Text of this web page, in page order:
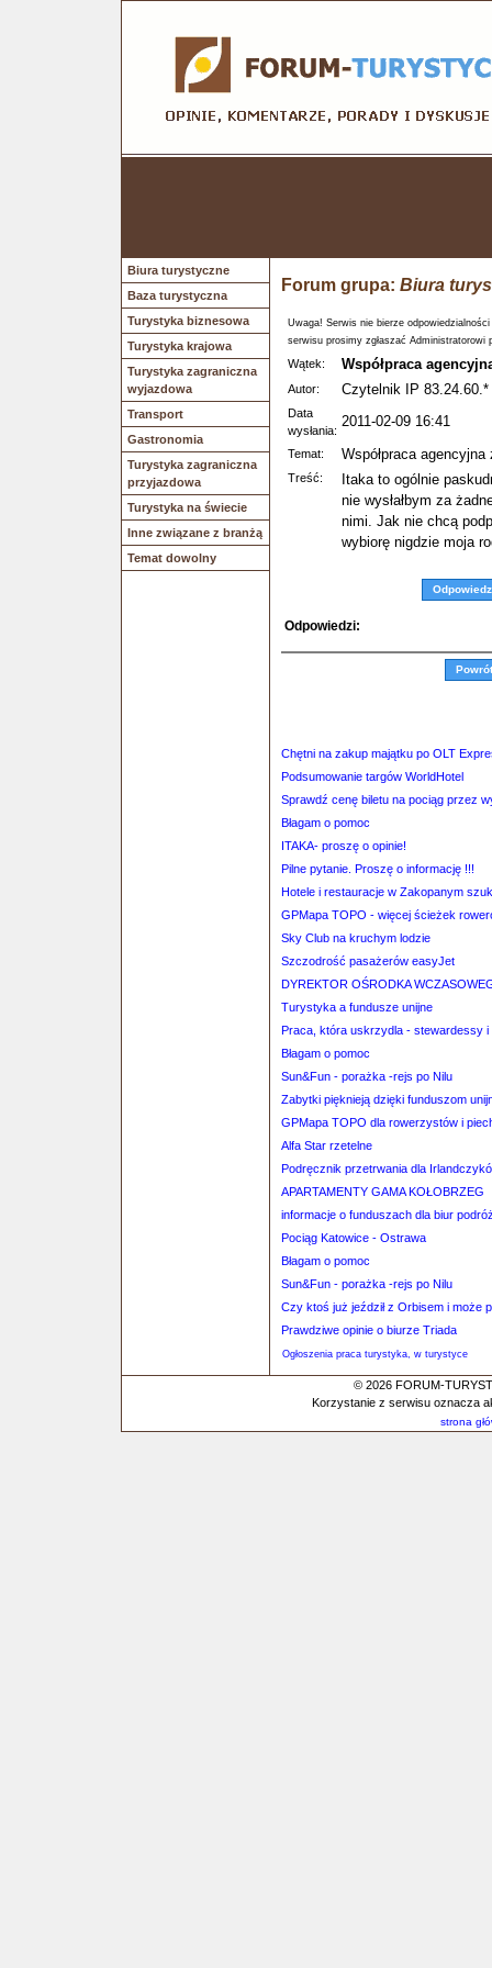
Biura turystyczne
Baza turystyczna
Turystyka biznesowa
Turystyka krajowa
Turystyka zagraniczna
wyjazdowa
Transport
Gastronomia
Turystyka zagraniczna
przyjazdowa
Turystyka na świecie
Inne związane z branżą
Temat dowolny
Forum grupa: Biura
Uwaga! Serwis nie bierze
serwisu prosimy zgłaszać Administratorowi
Wątek: Współpraca
Autor: Czytelnik IP 83.24.60.*
Data
wysłania:
2011-02-09 16:41
Temat: Współpraca agencyjna
Treść:
Itaka to ogólnie
nie wysłałbym za
nimi. Jak nie chcą
wybiorę nigdzie moja
Odpowiedz
Odpowiedzi:
Chętni na zakup majątku po OLT
Podsumowanie targów WorldHotel
Sprawdź cenę biletu na pociąg przez
Błagam o pomoc
ITAKA- proszę o opinie!
Pilne pytanie. Proszę o informację !!!
Hotele i restauracje w Zakopanym
GPMapa TOPO - więcej ścieżek
Sky Club na kruchym lodzie
Szczodrość pasażerów easyJet
DYREKTOR OŚRODKA
Turystyka a fundusze unijne
Praca, która uskrzydla - stewardessy i
Błagam o pomoc
Sun&Fun - porażka -rejs po Nilu
Zabytki pięknieją dzięki funduszom
GPMapa TOPO dla rowerzystów i
Alfa Star rzetelne
Podręcznik przetrwania dla
APARTAMENTY GAMA KOŁOBRZEG
informacje o funduszach dla biur
Pociąg Katowice - Ostrawa
Błagam o pomoc
Sun&Fun - porażka -rejs po Nilu
Czy ktoś już jeździł z Orbisem i może
Prawdziwe opinie o biurze Triada
Ogłoszenia praca turystyka, w turystyce
© 2026 FORUM-
Korzystanie z serwisu oznacza
strona